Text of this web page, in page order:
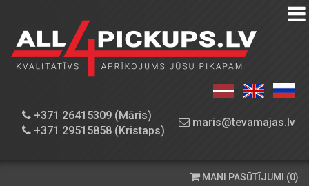
+371 26415309 (Māris)
+371 29515858 (Kristaps)
maris@tevamajas.lv
PREČU
KATALOGS
MANI PASŪTĪJUMI (0)